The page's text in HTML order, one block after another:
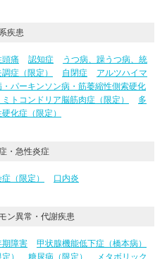
疾患
頭痛 認知症
うつ病、躁うつ病、統
症（限定）
自閉症
アルツハイマ
パーキンソン病・筋萎縮性側索硬化
トコンドリア脳筋肉症（限定）
多
化症（限定）
・急性炎症
（限定） 口内炎
ン異常・代謝疾患
期障害
甲状腺機能低下症（橋本病）